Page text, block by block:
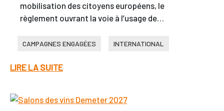
mobilisation des citoyens européens, le
règlement ouvrant la voie à l’usage de…
CAMPAGNES ENGAGÉES INTERNATIONAL
LIRE LA SUITE